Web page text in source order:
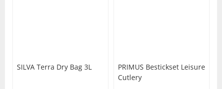
SILVA Terra Dry Bag 3L PRIMUS Bestickset Leisure
Cutlery